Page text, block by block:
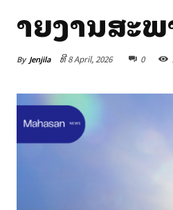
ລາຍງານສະ
By Jenjila ທີ 8 April, 2026 0